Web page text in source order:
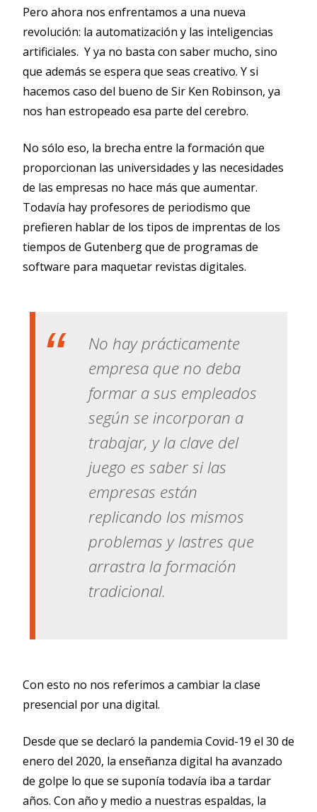
Pero ahora nos enfrentamos a una nueva
revolución: la automatización y las inteligencias
artificiales. Y ya no basta con saber mucho, sino
que además se espera que seas creativo. Y si
hacemos caso del bueno de Sir Ken Robinson, ya
nos han estropeado esa parte del cerebro.
No sólo eso, la brecha entre la formación que
proporcionan las universidades y las necesidades
de las empresas no hace más que aumentar.
Todavía hay profesores de periodismo que
prefieren hablar de los tipos de imprentas de los
tiempos de Gutenberg que de programas de
software para maquetar revistas digitales.
No hay prácticamente
empresa que no deba
formar a sus empleados
según se incorporan a
trabajar, y la clave del
juego es saber si las
empresas están
replicando los mismos
problemas y lastres que
arrastra la formación
tradicional.
Con esto no nos referimos a cambiar la clase
presencial por una digital.
Desde que se declaró la pandemia Covid-19 el 30 de
enero del 2020, la enseñanza digital ha avanzado
de golpe lo que se suponía todavía iba a tardar
años. Con año y medio a nuestras espaldas, la